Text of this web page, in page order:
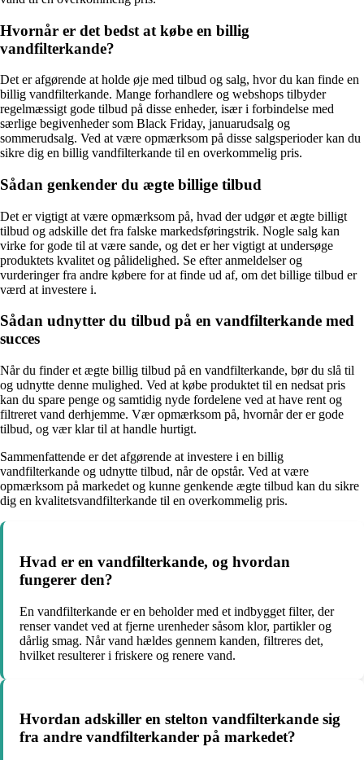
Hvornår er det bedst at købe en billig
vandfilterkande?
Det er afgørende at holde øje med tilbud og salg, hvor du kan finde en
billig vandfilterkande. Mange forhandlere og webshops tilbyder
regelmæssigt gode tilbud på disse enheder, især i forbindelse med
særlige begivenheder som Black Friday, januarudsalg og
sommerudsalg. Ved at være opmærksom på disse salgsperioder kan du
sikre dig en billig vandfilterkande til en overkommelig pris.
Sådan genkender du ægte billige tilbud
Det er vigtigt at være opmærksom på, hvad der udgør et ægte billigt
tilbud og adskille det fra falske markedsføringstrik. Nogle salg kan
virke for gode til at være sande, og det er her vigtigt at undersøge
produktets kvalitet og pålidelighed. Se efter anmeldelser og
vurderinger fra andre købere for at finde ud af, om det billige tilbud er
værd at investere i.
Sådan udnytter du tilbud på en vandfilterkande med
succes
Når du finder et ægte billig tilbud på en vandfilterkande, bør du slå til
og udnytte denne mulighed. Ved at købe produktet til en nedsat pris
kan du spare penge og samtidig nyde fordelene ved at have rent og
filtreret vand derhjemme. Vær opmærksom på, hvornår der er gode
tilbud, og vær klar til at handle hurtigt.
Sammenfattende er det afgørende at investere i en billig
vandfilterkande og udnytte tilbud, når de opstår. Ved at være
opmærksom på markedet og kunne genkende ægte tilbud kan du sikre
dig en kvalitetsvandfilterkande til en overkommelig pris.
Hvad er en vandfilterkande, og hvordan
fungerer den?
En vandfilterkande er en beholder med et indbygget filter, der
renser vandet ved at fjerne urenheder såsom klor, partikler og
dårlig smag. Når vand hældes gennem kanden, filtreres det,
hvilket resulterer i friskere og renere vand.
Hvordan adskiller en stelton vandfilterkande sig
fra andre vandfilterkander på markedet?